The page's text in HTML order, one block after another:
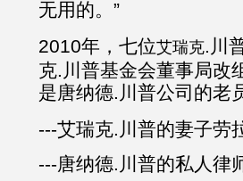
无用的。”
2010年，七位艾瑞克.川
克.川普基金会董事局改
是唐纳德.川普公司的老
---艾瑞克.川普的妻子劳
---唐纳德.川普的私人律